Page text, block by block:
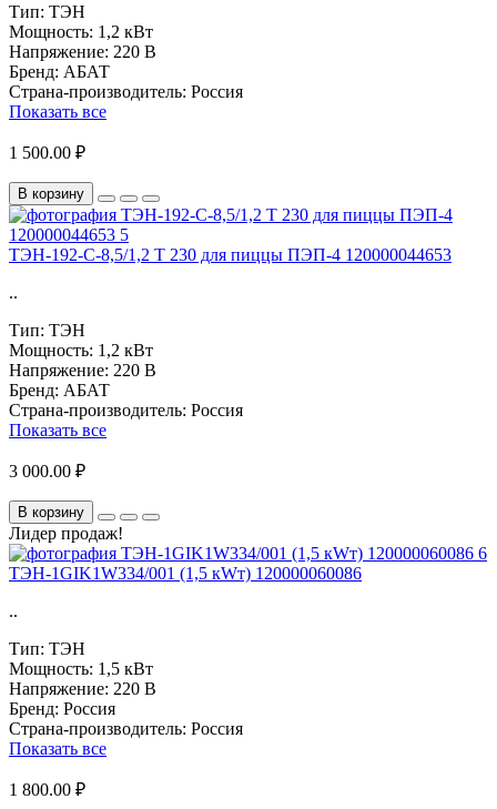
Тип: ТЭН
Мощность: 1,2 кВт
Напряжение: 220 В
Бренд: АБАТ
Страна-производитель: Россия
Показать все
1 500.00 ₽
В корзину
ТЭН-192-С-8,5/1,2 Т 230 для пиццы ПЭП-4 120000044653
..
Тип: ТЭН
Мощность: 1,2 кВт
Напряжение: 220 В
Бренд: АБАТ
Страна-производитель: Россия
Показать все
3 000.00 ₽
В корзину
Лидер продаж!
ТЭН-1GIK1W334/001 (1,5 кWт) 120000060086
..
Тип: ТЭН
Мощность: 1,5 кВт
Напряжение: 220 В
Бренд: Россия
Страна-производитель: Россия
Показать все
1 800.00 ₽